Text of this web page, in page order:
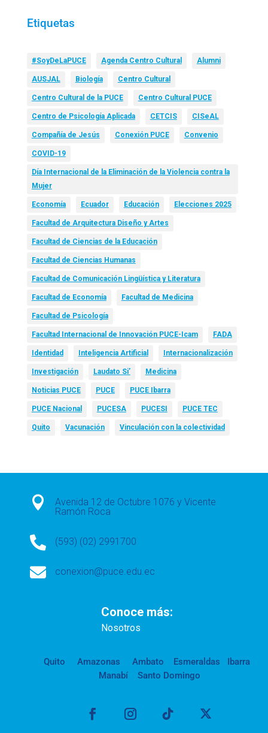
Etiquetas
#SoyDeLaPUCE Agenda Centro Cultural Alumni
AUSJAL Biología Centro Cultural
Centro Cultural de la PUCE Centro Cultural PUCE
Centro de Psicología Aplicada CETCIS CISeAL
Compañía de Jesús Conexión PUCE Convenio
COVID-19
Día Internacional de la Eliminación de la Violencia contra la
Mujer
Economía Ecuador Educación Elecciones 2025
Facultad de Arquitectura Diseño y Artes
Facultad de Ciencias de la Educación
Facultad de Ciencias Humanas
Facultad de Comunicación Lingüística y Literatura
Facultad de Economía Facultad de Medicina
Facultad de Psicología
Facultad Internacional de Innovación PUCE-Icam FADA
Identidad Inteligencia Artificial Internacionalización
Investigación Laudato Si’ Medicina
Noticias PUCE PUCE PUCE Ibarra
PUCE Nacional PUCESA PUCESI PUCE TEC
Quito Vacunación Vinculación con la colectividad

Avenida 12 de Octubre 1076 y Vicente
Ramón Roca
 (593) (02) 2991700
 conexion@puce.edu.ec
Conoce más:
Nosotros
Quito Amazonas Ambato Esmeraldas
Ibarra
Manabí
Santo Domingo